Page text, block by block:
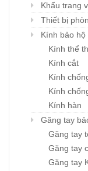
Khẩu trang
Thiết bị
Kính bảo hộ
Kính thể
Kính cắt
Kính
Kính
Kính hàn
Găng tay
Găng tay
Găng tay
Găng tay